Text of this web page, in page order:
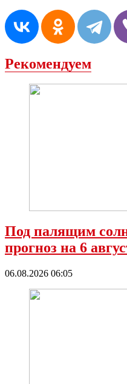
Рекомендуем
Под палящим
прогноз на 6
06.08.2026 06:05